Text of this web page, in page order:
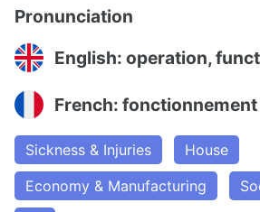
Pronunciation
English: operation,
French: fonctionnement
Sickness & Injuries
House
Economy & Manufacturing